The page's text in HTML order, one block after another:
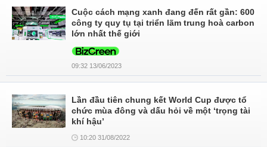
Cuộc cách mạng xanh đang đến rất gần: 600
công ty quy tụ tại triển lãm trung hoà carbon
lớn nhất thế giới
09:32 13/06/2023
Lần đầu tiên chung kết World Cup được tổ
chức mùa đông và dấu hỏi về một ‘trọng tài
khí hậu’
10:20 31/08/2022